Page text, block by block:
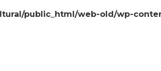
public_html/web-old/wp-